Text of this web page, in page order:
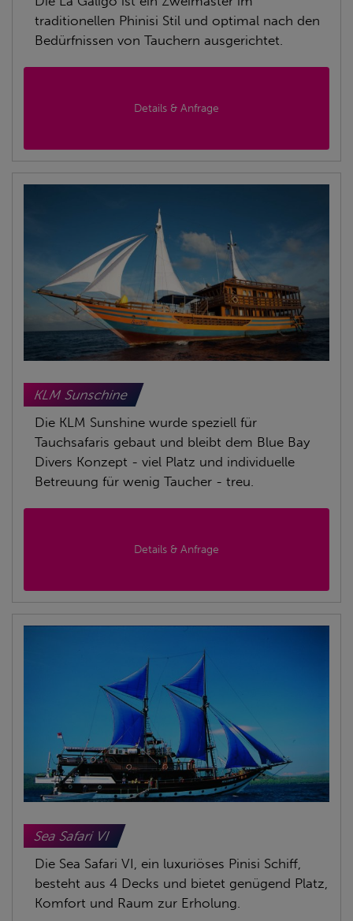
traditionellen Phinisi Stil und optimal nach den
Bedürfnissen von Tauchern ausgerichtet.
Details & Anfrage
KLM Sunschine
Die KLM Sunshine wurde speziell für
Tauchsafaris gebaut und bleibt dem Blue Bay
Divers Konzept - viel Platz und individuelle
Betreuung für wenig Taucher - treu.
Details & Anfrage
Sea Safari VI
Die Sea Safari VI, ein luxuriöses Pinisi Schiff,
besteht aus 4 Decks und bietet genügend Platz,
Komfort und Raum zur Erholung.